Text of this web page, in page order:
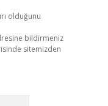
olduğunu
bildirmeniz
sitemizden